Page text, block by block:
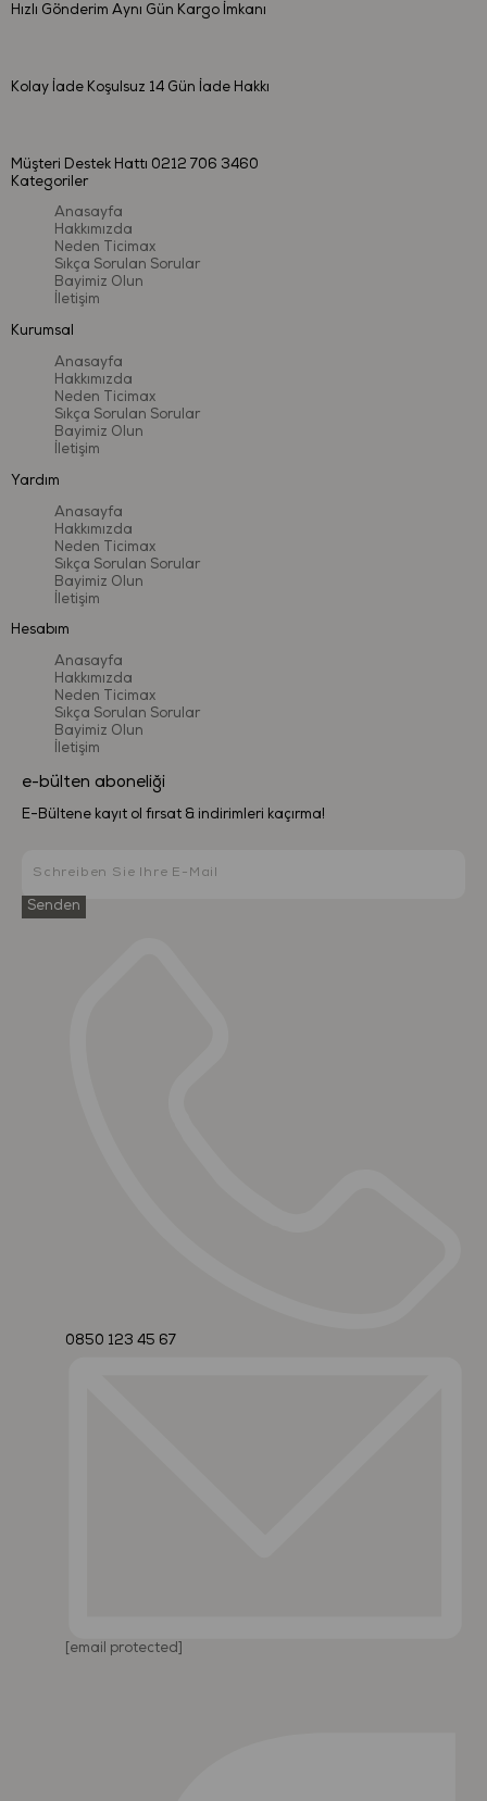
Hızlı Gönderim Aynı Gün Kargo İmkanı
Kolay İade Koşulsuz 14 Gün İade Hakkı
Müşteri Destek Hattı 0212 706 3460
Kategoriler
Anasayfa
Hakkımızda
Neden Ticimax
Sıkça Sorulan Sorular
Bayimiz Olun
İletişim
Kurumsal
Anasayfa
Hakkımızda
Neden Ticimax
Sıkça Sorulan Sorular
Bayimiz Olun
İletişim
Yardım
Anasayfa
Hakkımızda
Neden Ticimax
Sıkça Sorulan Sorular
Bayimiz Olun
İletişim
Hesabım
Anasayfa
Hakkımızda
Neden Ticimax
Sıkça Sorulan Sorular
Bayimiz Olun
İletişim
e-bülten aboneliği
E-Bültene kayıt ol fırsat & indirimleri kaçırma!
Senden
0850 123 45 67
[email protected]